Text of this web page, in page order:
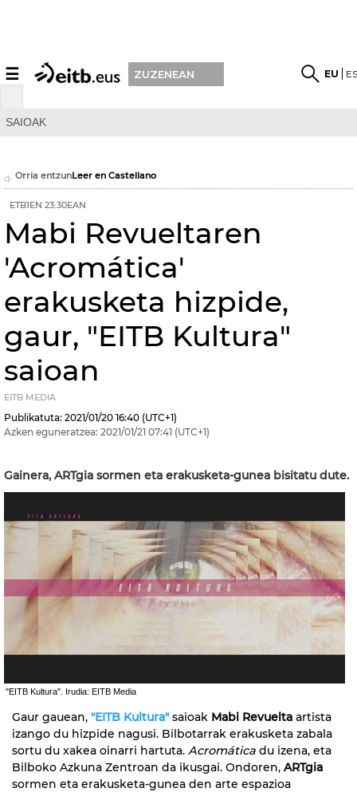
☰ ZUZENEAN EU
SAIOAK
Orria entzunLeer en Castellano
ETB1EN 23:30EAN
Mabi Revueltaren
'Acromática'
erakusketa hizpide,
gaur, "EITB Kultura"
saioan
EITB MEDIA
Publikatuta: 2021/01/20 16:40 (UTC+1)
Azken eguneratzea: 2021/01/21 07:41 (UTC+1)
Gainera, ARTgia sormen eta erakusketa-gunea bisitatu dute.
"EITB Kultura". Irudia: EITB Media
Gaur gauean, "EITB Kultura"saioak Mabi Revuelta artista
izango du hizpide nagusi. Bilbotarrak erakusketa zabala
sortu du xakea oinarri hartuta. Acromática du izena, eta
Bilboko Azkuna Zentroan da ikusgai. Ondoren, ARTgia
sormen eta erakusketa-gunea den arte espazioa